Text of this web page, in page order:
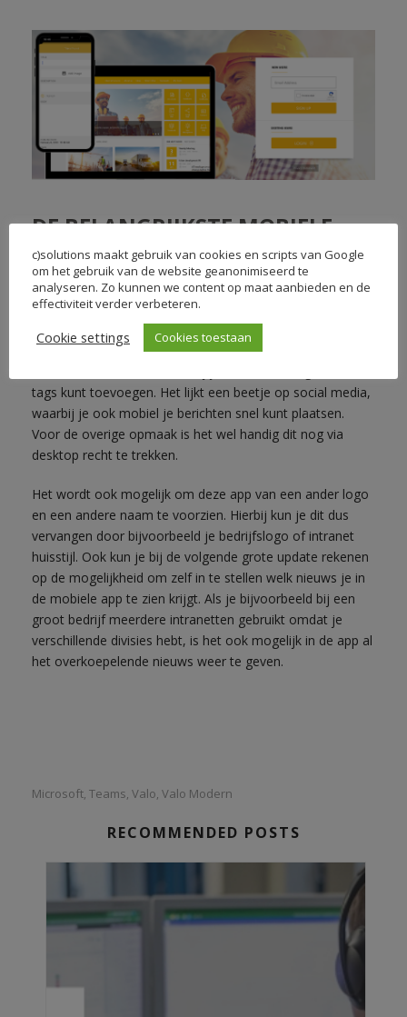
DE BELANGRIJKSTE MOBIELE
UPDATES
Binnen de mobiele app, waarmee je je eigen intranet
mobiel kunt besturen, zijn ze bezig met verbeteringen
zodat je ook vanaf je telefoon direct nieuws items kunt
aanmaken. Je kunt daar een eerste snelle versie van je
tags kunt toevoegen. Het lijkt een beetje op social media,
waarbij je ook mobiel je berichten snel kunt plaatsen.
Voor de overige opmaak is het wel handig dit nog via
desktop recht te trekken.
Het wordt ook mogelijk om deze app van een ander logo
en een andere naam te voorzien. Hierbij kun je dit dus
vervangen door bijvoorbeeld je bedrijfslogo of intranet
huisstijl. Ook kun je bij de volgende grote update rekenen
op de mogelijkheid om zelf in te stellen welk nieuws je in
de mobiele app te zien krijgt. Als je bijvoorbeeld bij een
groot bedrijf meerdere intranetten gebruikt omdat je
verschillende divisies hebt, is het ook mogelijk in de app al
het overkoepelende nieuws weer te geven.
Microsoft, Teams, Valo, Valo Modern
RECOMMENDED POSTS
c)solutions maakt gebruik van cookies en scripts van Google
om het gebruik van de website geanonimiseerd te
analyseren. Zo kunnen we content op maat aanbieden en de
effectiviteit verder verbeteren.
Cookie settings Cookies toestaan